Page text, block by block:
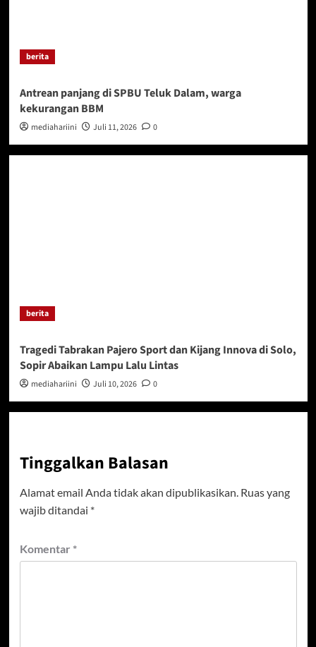
berita
Antrean panjang di SPBU Teluk Dalam, warga
kekurangan BBM
mediahariini Juli 11, 2026 0
berita
Tragedi Tabrakan Pajero Sport dan Kijang Innova di Solo,
Sopir Abaikan Lampu Lalu Lintas
mediahariini Juli 10, 2026 0
Tinggalkan Balasan
Alamat email Anda tidak akan dipublikasikan. Ruas yang
wajib ditandai *
Komentar *